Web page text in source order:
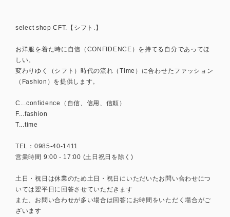
select shop CFT.【シフト.】
お洋服を着た時に自信（CONFIDENCE）を持てる自分であってほ
しい。
変わりゆく（シフト）時代の流れ（Time）に合わせたファッション
（Fashion）を提供します。
C...confidence（自信、信用、信頼）
F...fashion
T...time
TEL：0985-40-1411
営業時間 9:00 - 17:00 (土日祝日を除く)
土日・祝日は休業のため土日・祝日にいただいたお問い合わせにつ
いては翌平日に回答させていただきます
また、お問い合わせが多い場合は回答にお時間をいただく場合がご
ざいます